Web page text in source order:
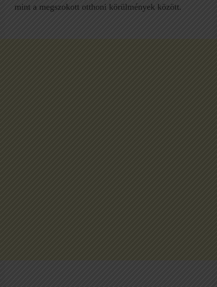
mint a megszokott otthoni körülmények között.